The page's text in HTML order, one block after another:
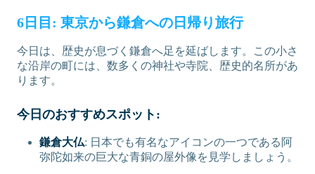
6日目: 東京から鎌倉への日帰り旅行
今日は、歴史が息づく鎌倉へ足を延ばします。この小さ
な沿岸の町には、数多くの神社や寺院、歴史的名所があ
ります。
今日のおすすめスポット:
鎌倉大仏: 日本でも有名なアイコンの一つである阿
弥陀如来の巨大な青銅の屋外像を見学しましょう。